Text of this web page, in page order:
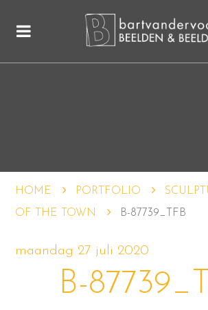
HOME PORTFOLIO
OF THE TOWN
B-87739_TFB
maandag 27 juli 2020
B-